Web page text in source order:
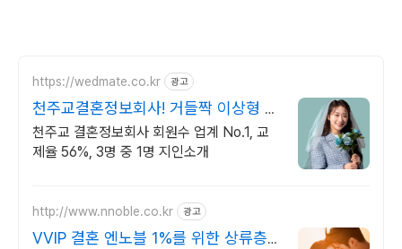
https://wedmate.co.kr 광고
천주교결혼정보회사! 거들짝 이상형 프
로필 무료 받아보기
천주교 결혼정보회사 회원수 업계 No.1, 교
제율 56%, 3명 중 1명 지인소개
http://www.nnoble.co.kr 광고
VVIP 결혼 엔노블 1%를 위한 상류층